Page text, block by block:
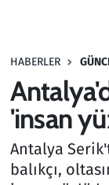
HABERLER
'insan
Antalya
balıkçı,
Haber
Kültür
Kurumsal